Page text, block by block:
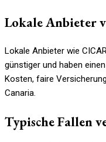
Lokale Anbieter
Lokale Anbieter wie
günstiger und haben
Kosten, faire
Canaria.
Typische Fallen